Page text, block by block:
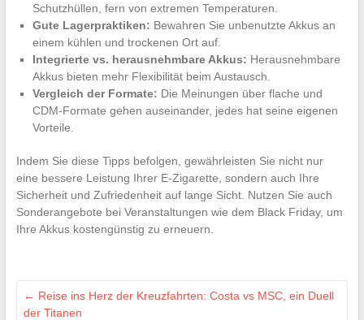
Schutzhüllen, fern von extremen Temperaturen.
Gute Lagerpraktiken: Bewahren Sie unbenutzte Akkus an
einem kühlen und trockenen Ort auf.
Integrierte vs. herausnehmbare Akkus: Herausnehmbare
Akkus bieten mehr Flexibilität beim Austausch.
Vergleich der Formate: Die Meinungen über flache und
CDM-Formate gehen auseinander, jedes hat seine eigenen
Vorteile.
Indem Sie diese Tipps befolgen, gewährleisten Sie nicht nur
eine bessere Leistung Ihrer E-Zigarette, sondern auch Ihre
Sicherheit und Zufriedenheit auf lange Sicht. Nutzen Sie auch
Sonderangebote bei Veranstaltungen wie dem Black Friday, um
Ihre Akkus kostengünstig zu erneuern.
← Reise ins Herz der Kreuzfahrten: Costa vs MSC, ein Duell
der Titanen